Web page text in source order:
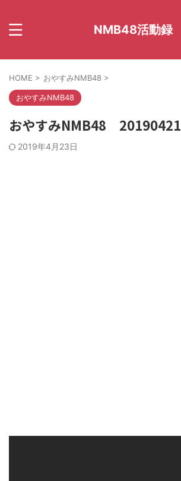
NMB48活動録
HOME > おやすみNMB48 >
おやすみNMB48
おやすみNMB48 20190421
2019年4月23日